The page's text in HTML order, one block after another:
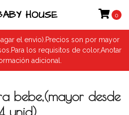
el envio).Precios son por mayor
los requisitos de color,Anotar
adicional.
HOUSE 0
bebe,(mayor desde
unid)